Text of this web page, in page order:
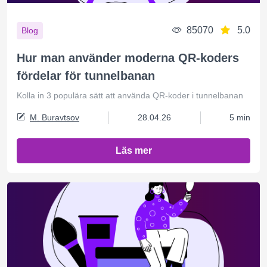
Blog 85070 5.0
Hur man använder moderna QR-koders
fördelar för tunnelbanan
Kolla in 3 populära sätt att använda QR-koder i tunnelbanan
M. Buravtsov 28.04.26 5 min
Läs mer